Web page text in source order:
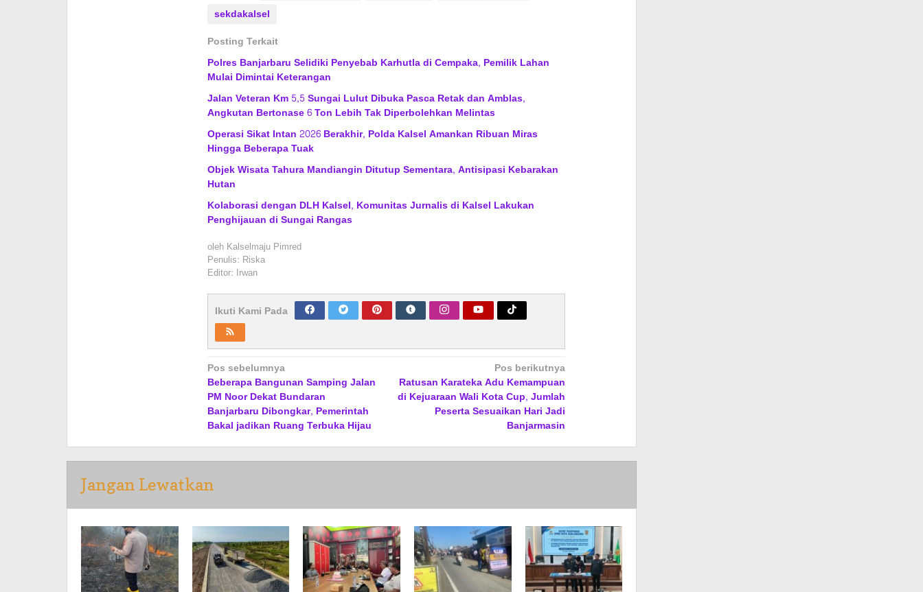
sekdakalsel
Posting Terkait
Polres Banjarbaru Selidiki Penyebab Karhutla di Cempaka, Pemilik Lahan
Mulai Dimintai Keterangan
Jalan Veteran Km 5,5 Sungai Lulut Dibuka Pasca Retak dan Amblas,
Angkutan Bertonase 6 Ton Lebih Tak Diperbolehkan Melintas
Operasi Sikat Intan 2026 Berakhir, Polda Kalsel Amankan Ribuan Miras
Hingga Beberapa Tuak
Objek Wisata Tahura Mandiangin Ditutup Sementara, Antisipasi Kebarakan
Hutan
Kolaborasi dengan DLH Kalsel, Komunitas Jurnalis di Kalsel Lakukan
Penghijauan di Sungai Rangas
oleh Kalselmaju Pimred
Penulis: Riska
Editor: Irwan
Ikuti Kami Pada
Navigasi
pos
Pos sebelumnya
Beberapa Bangunan Samping Jalan
PM Noor Dekat Bundaran
Banjarbaru Dibongkar, Pemerintah
Bakal jadikan Ruang Terbuka Hijau
Pos berikutnya
Ratusan Karateka Adu Kemampuan
di Kejuaraan Wali Kota Cup, Jumlah
Peserta Sesuaikan Hari Jadi
Banjarmasin
Jangan Lewatkan